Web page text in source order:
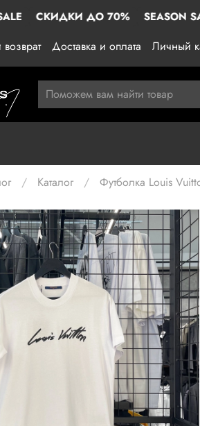
СКИДКИ ДО 70% SEASON SALE
Доставка и оплата Личный
Каталог Футболка Louis